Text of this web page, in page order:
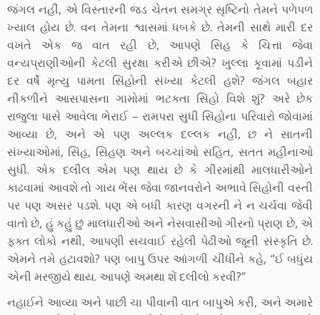
જંગલ નહીં, એ વિસ્તારની જડ ચેતન સમગ્ર સૃષ્ટિનો તેમને પળેપળ
ખ્યાલ હોય છે. વન તેમના શ્વાસમાં ધબકે છે. તેમની સાથે મારી દર
વખતે એક જ વાત રહી છે, આપણે સિહ કે ચિત્તા જેવા
વન્યપ્રાણીઓની કેટલી સુરક્ષા કરીએ છીએ? ખુલ્લા કૂવામાં પડીને
દર વર્ષે મૃત્યુ પામતા સિંહોની સંખ્યા કેટલી હશે? જંગલ બહાર
નીકળીને આસપાસના ગામોમાં ભટકતા સિંહો વિશે શું? અરે છેક
રાજુલા પાસે આવેલા ભેરાઈ – રામપરા સુધી સિંહોના પરિવારો જોવામાં
આવ્યા છે, અને એ પણ અલ્લક દલ્લક નહીં, છ ને સાતની
સંખ્યાઓમાં, સિંહ, સિંહણ અને બચ્ચાંઓ સહિત, સતત મહીનાઓ
સુધી. એક દલીલ એમ પણ થાય છે કે ગીરમાંથી માલધારીઓને
કાઢવામાં આવશે તો ગાય ભેંસ જેવા જાનવરોને અભાવે સિહોની વસ્તી
પર પણ અસર પડશે. પણ એ બધી કારણ વગરની ને ન ચર્ચવા જેવી
વાતો છે, હું કહું છું માલધારીઓ અને નેસવાસીઓ ગીરનો પ્રાણ છે, એ
ફક્ત લોકો નથી, આપણી સચવાઈ રહેલી પેઢીઓ જૂની સંસ્કૃતિ છે.
એમને તમે હટાવશો? પણ બાપુ ઉપર આંગળી ચીંધીને કહે, “ઈ બધુંય
એની મરજીયે થાય. આપણે અમથા શેં દલીલો કરવી?”
નહાઈને આવ્યા અને પાછી ચા પીવાની વાત બાપુએ કરી, અને અમારે